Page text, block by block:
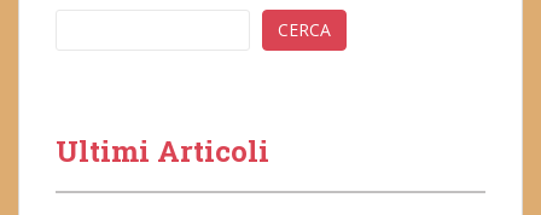
CERCA
Ultimi Articoli